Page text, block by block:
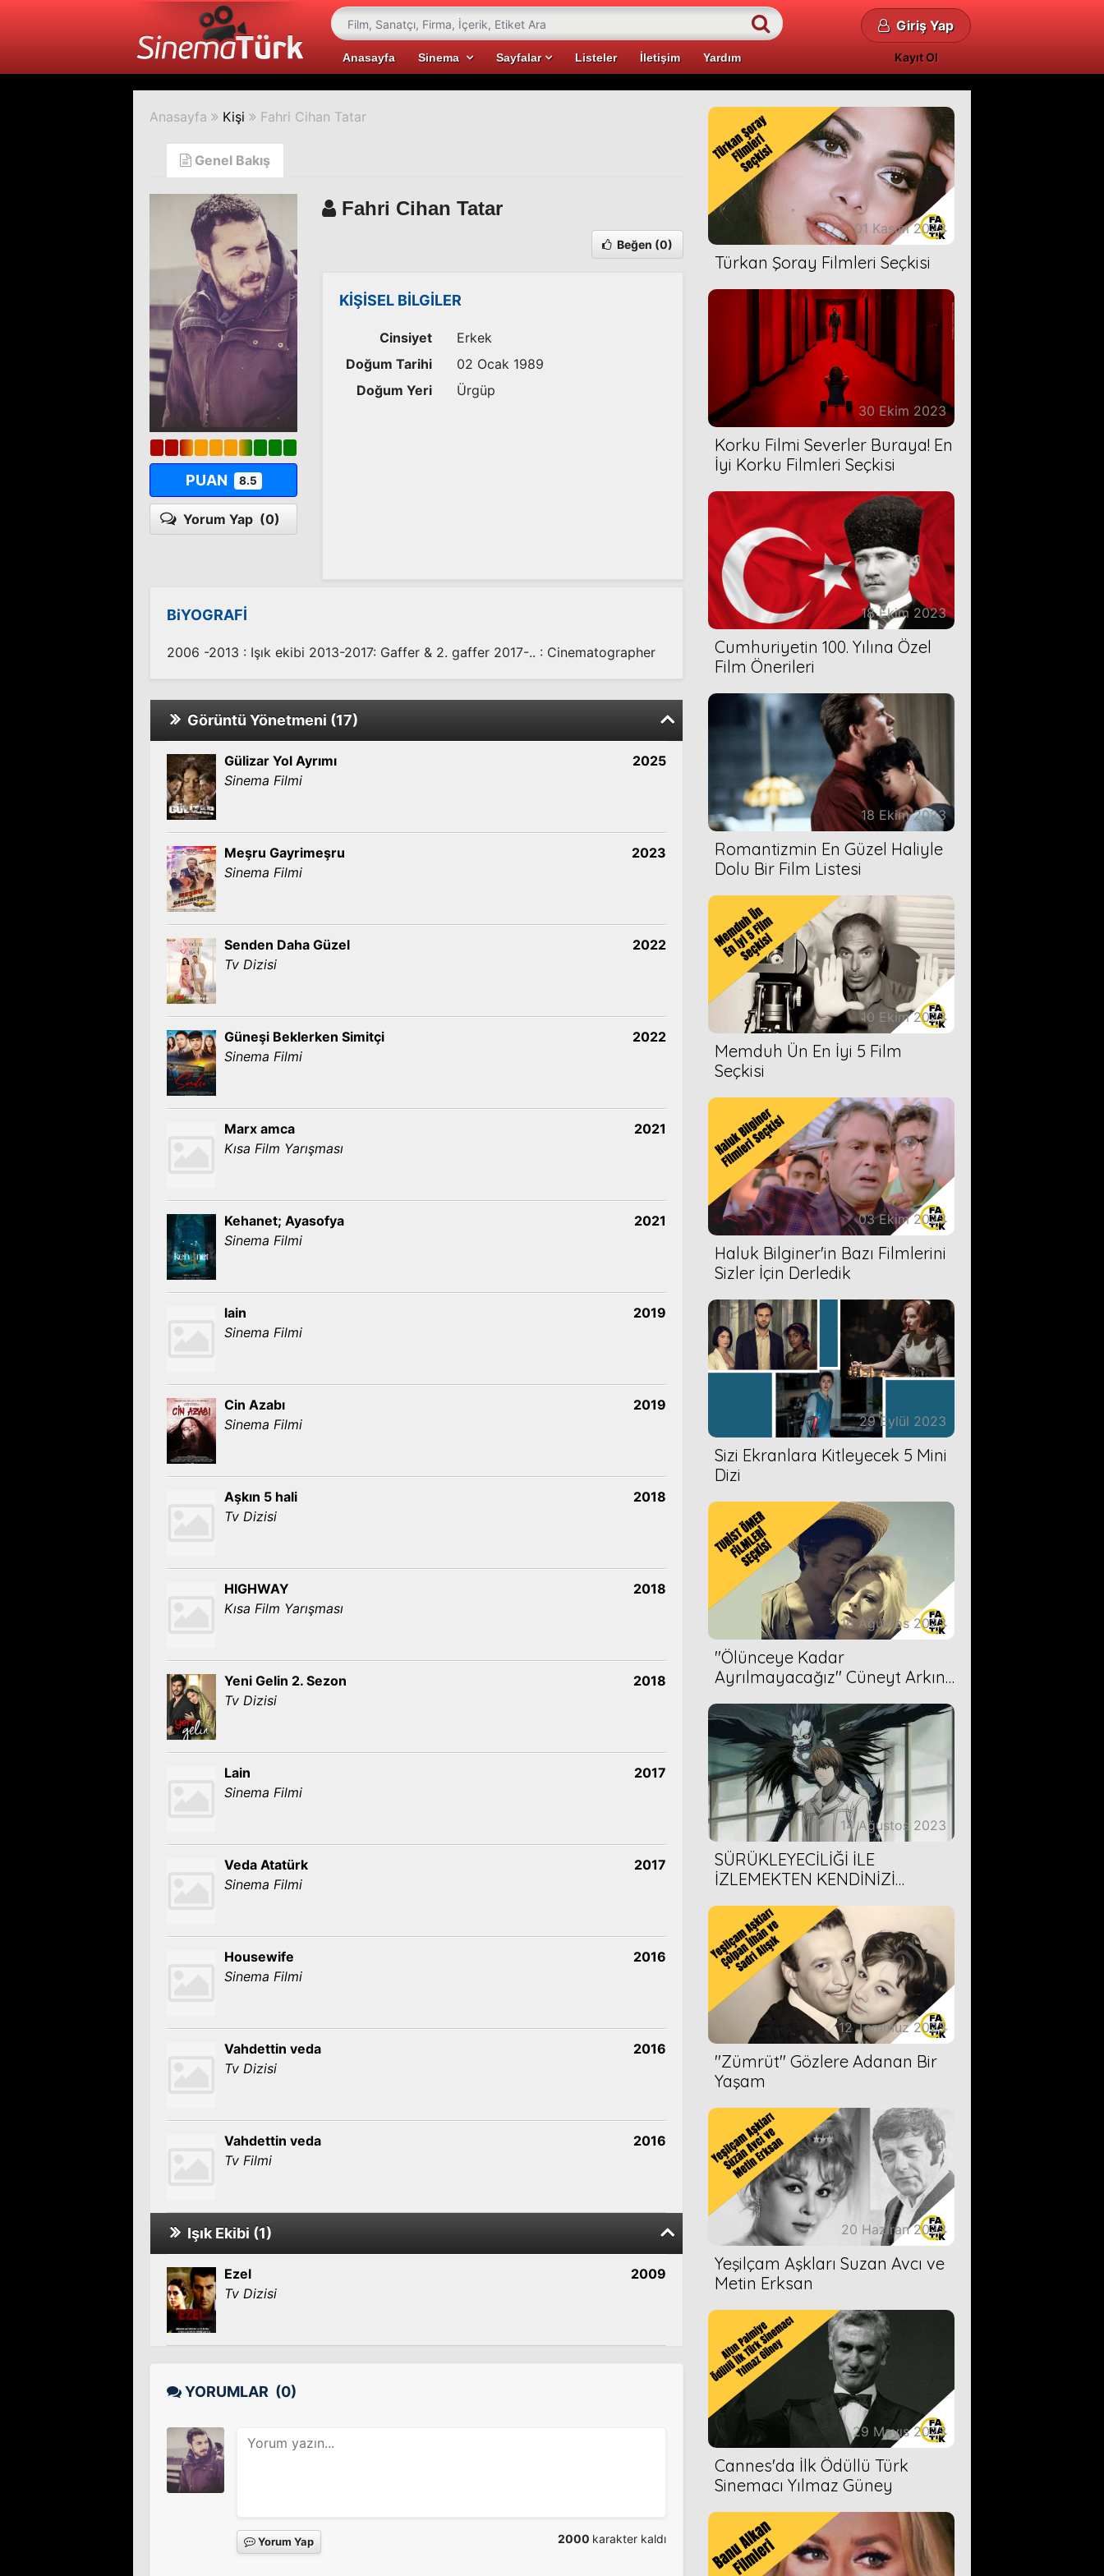
Anasayfa Sinema Sayfalar Listeler İletişim Yardım
Giriş Yap
Kayıt Ol
Anasayfa Kişi Fahri Cihan Tatar
Genel Bakış
PUAN 8.5
Yorum Yap (0)
Fahri Cihan Tatar
Beğen (0)
KİŞİSEL BİLGİLER
Cinsiyet
Erkek
Doğum Tarihi
02 Ocak 1989
Doğum Yeri
Ürgüp
BiYOGRAFİ
2006 -2013 : Işık ekibi 2013-2017: Gaffer & 2. gaffer 2017-.. : Cinematographer
Görüntü Yönetmeni (17)
Gülizar Yol Ayrımı
Sinema Filmi
2025
Meşru Gayrimeşru
Sinema Filmi
2023
Senden Daha Güzel
Tv Dizisi
2022
Güneşi Beklerken Simitçi
Sinema Filmi
2022
Marx amca
Kısa Film Yarışması
2021
Kehanet; Ayasofya
Sinema Filmi
2021
lain
Sinema Filmi
2019
Cin Azabı
Sinema Filmi
2019
Aşkın 5 hali
Tv Dizisi
2018
HIGHWAY
Kısa Film Yarışması
2018
Yeni Gelin 2. Sezon
Tv Dizisi
2018
Lain
Sinema Filmi
2017
Veda Atatürk
Sinema Filmi
2017
Housewife
Sinema Filmi
2016
Vahdettin veda
Tv Dizisi
2016
Vahdettin veda
Tv Filmi
2016
Işık Ekibi (1)
Ezel
Tv Dizisi
2009
YORUMLAR (0)
Yorum Yap 2000 karakter kaldı
01 Kasım 2023
Türkan Şoray Filmleri Seçkisi
30 Ekim 2023
Korku Filmi Severler Buraya! En
İyi Korku Filmleri Seçkisi
18 Ekim 2023
Cumhuriyetin 100. Yılına Özel
Film Önerileri
18 Ekim 2023
Romantizmin En Güzel Haliyle
Dolu Bir Film Listesi
10 Ekim 2023
Memduh Ün En İyi 5 Film
Seçkisi
03 Ekim 2023
Haluk Bilginer'in Bazı Filmlerini
Sizler İçin Derledik
29 Eylül 2023
Sizi Ekranlara Kitleyecek 5 Mini
Dizi
16 Ağustos 2023
''Ölünceye Kadar
Ayrılmayacağız'' Cüneyt Arkın-
14 Ağustos 2023
SÜRÜKLEYECİLİĞİ İLE
İZLEMEKTEN KENDİNİZİ
ÖNERİMİZ
12 Temmuz 2023
''Zümrüt'' Gözlere Adanan Bir
Yaşam
20 Haziran 2023
Yeşilçam Aşkları Suzan Avcı ve
Metin Erksan
29 Mayıs 2023
Cannes'da İlk Ödüllü Türk
Sinemacı Yılmaz Güney